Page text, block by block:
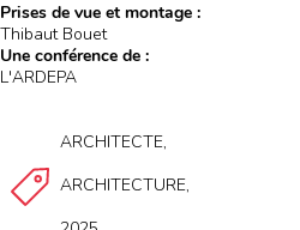
Prises de vue et montage :
Thibaut Bouet
Une conférence de :
L'ARDEPA
ARCHITECTE
ARCHITECTURE